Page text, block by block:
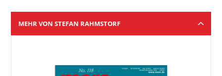
MEHR VON STEFAN RAHMSTORF